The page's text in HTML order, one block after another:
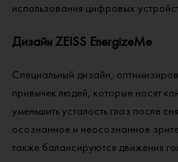
использования цифровых
Дизайн ZEISS EnergizeMe
Специальный дизайн,
привычек людей, которые носят
уменьшить усталость глаз после
осознанное и неосознанное
также балансируются движения